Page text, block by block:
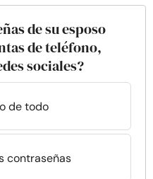
de su esposo
de teléfono,
sociales?
de todo
contraseñas